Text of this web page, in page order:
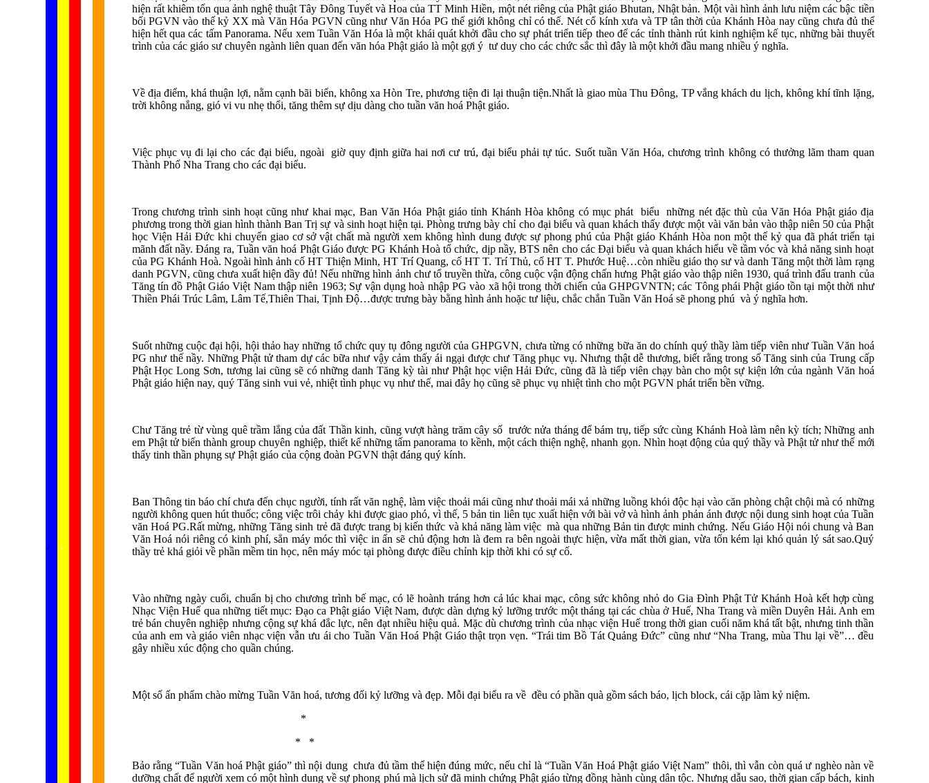
. .
hiện rất khiêm tốn qua ảnh nghệ thuật Tây Đông Tuyết và Hoa của TT Minh Hiền, một nét riêng của Phật giáo Bhutan, Nhật bản. Một vài hình ảnh lưu niệm các bậc tiền
bối PGVN vào thế kỷ XX mà Văn Hóa PGVN cũng như Văn Hóa PG thế giới không chỉ có thế. Nét cổ kính xưa và TP tân thời của Khánh Hòa nay cũng chưa đủ thể
hiện hết qua các tấm Panorama. Nếu xem Tuần Văn Hóa là một khái quát khởi đầu cho sự phát triển tiếp theo để các tỉnh thành rút kinh nghiệm kế tục, những bài thuyết
trình của các giáo sư chuyên ngành liên quan đến văn hóa Phật giáo là một gợi ý tư duy cho các chức sắc thì đây là một khởi đầu mang nhiều ý nghĩa.
Về địa điểm, khá thuận lợi, nằm cạnh bãi biển, không xa Hòn Tre, phương tiện đi lại thuận tiện.Nhất là giao mùa Thu Đông, TP vắng khách du lịch, không khí tĩnh lặng,
trời không nắng, gió vi vu nhẹ thổi, tăng thêm sự dịu dàng cho tuần văn hoá Phật giáo.
Việc phục vụ đi lại cho các đại biểu, ngoài giờ quy định giữa hai nơi cư trú, đại biểu phải tự túc. Suốt tuần Văn Hóa, chương trình không có thưởng lãm tham quan
Thành Phố Nha Trang cho các đại biểu.
Trong chương trình sinh hoạt cũng như khai mạc, Ban Văn Hóa Phật giáo tỉnh Khánh Hòa không có mục phát biểu những nét đặc thù của Văn Hóa Phật giáo địa
phương trong thời gian hình thành Ban Trị sự và sinh hoạt hiện tại. Phòng trưng bày chỉ cho đại biểu và quan khách thấy được một vài văn bản vào thập niên 50 của Phật
học Viện Hải Đức khi chuyển giao cơ sở vật chất mà người xem không hình dung được sự phong phú của Phật giáo Khánh Hòa non một thế kỷ qua đã phát triển tại
mãnh đất nầy. Đáng ra, Tuần văn hoá Phật Giáo được PG Khánh Hoà tổ chức, dịp nầy, BTS nên cho các Đại biểu và quan khách hiểu về tầm vóc và khả năng sinh hoạt
của PG Khánh Hoà. Ngoài hình ảnh cố HT Thiện Minh, HT Trí Quang, cố HT T. Trí Thủ, cố HT T. Phước Huệ…còn nhiều giáo thọ sư và danh Tăng một thời làm rạng
danh PGVN, cũng chưa xuất hiện đầy đủ! Nếu những hình ảnh chư tổ truyền thừa, công cuộc vận động chấn hưng Phật giáo vào thập niên 1930, quá trình đấu tranh của
Tăng tín đồ Phật Giáo Việt Nam thập niên 1963; Sự vận dụng hoà nhập PG vào xã hội trong thời chiến của GHPGVNTN; các Tông phái Phật giáo tồn tại một thời như
Thiền Phái Trúc Lâm, Lâm Tế,Thiên Thai, Tịnh Độ…được trưng bày bằng hình ảnh hoặc tư liệu, chắc chắn Tuần Văn Hoá sẽ phong phú và ý nghĩa hơn.
Suốt những cuộc đại hội, hội thảo hay những tổ chức quy tụ đông người của GHPGVN, chưa từng có những bữa ăn do chính quý thầy làm tiếp viên như Tuần Văn hoá
PG như thế nầy. Những Phật tử tham dự các bữa như vậy cảm thấy ái ngại được chư Tăng phục vụ. Nhưng thật dễ thương, biết rằng trong số Tăng sinh của Trung cấp
Phật Học Long Sơn, tương lai cũng sẽ có những danh Tăng kỳ tài như Phật học viện Hải Đức, cũng đã là tiếp viên chạy bàn cho một sự kiện lớn của ngành Văn hoá
Phật giáo hiện nay, quý Tăng sinh vui vẻ, nhiệt tình phục vụ như thế, mai đây họ cũng sẽ phục vụ nhiệt tình cho một PGVN phát triển bền vững.
Chư Tăng trẻ từ vùng quê trầm lắng của đất Thần kinh, cũng vượt hàng trăm cây số trước nửa tháng để bám trụ, tiếp sức cùng Khánh Hoà làm nên kỳ tích; Những anh
em Phật tử biến thành group chuyên nghiệp, thiết kế những tấm panorama to kềnh, một cách thiện nghệ, nhanh gọn. Nhìn hoạt động của quý thầy và Phật tử như thế mới
thấy tinh thần phụng sự Phật giáo của cộng đoàn PGVN thật đáng quý kính.
Ban Thông tin báo chí chưa đến chục người, tính rất văn nghệ, làm việc thoải mái cũng như thoải mái xả những luồng khói độc hại vào căn phòng chật chội mà có những
người không quen hút thuốc; công việc trôi chảy khi được giao phó, vì thế, 5 bản tin liên tục xuất hiện với bài vở và hình ảnh phản ánh được nội dung sinh hoạt của Tuần
văn Hoá PG.Rất mừng, những Tăng sinh trẻ đã được trang bị kiến thức và khả năng làm việc mà qua những Bản tin được minh chứng. Nếu Giáo Hội nói chung và Ban
Văn Hoá nói riêng có kinh phí, sẳn máy móc thì việc in ấn sẽ chủ động hơn là đem ra bên ngoài thực hiện, vừa mất thời gian, vừa tốn kém lại khó quản lý sát sao.Quý
thầy trẻ khá giỏi về phần mềm tin học, nên máy móc tại phòng được điều chỉnh kịp thời khi có sự cố.
Vào những ngày cuối, chuẩn bị cho chương trình bế mạc, có lẽ hoành tráng hơn cả lúc khai mạc, công sức không nhỏ do Gia Đình Phật Tử Khánh Hoà kết hợp cùng
Nhạc Viện Huế qua những tiết mục: Đạo ca Phật giáo Việt Nam, được dàn dựng kỷ lưỡng trước một tháng tại các chùa ở Huế, Nha Trang và miền Duyên Hải. Anh em
trẻ bán chuyên nghiệp nhưng cộng sự khá đắc lực, nên đạt nhiều hiệu quả. Mặc dù chương trình của nhạc viện Huế trong thời gian cuối năm khá tất bật, nhưng tinh thần
của anh em và giáo viên nhạc viện vẫn ưu ái cho Tuần Văn Hoá Phật Giáo thật trọn vẹn. “Trái tim Bồ Tát Quảng Đức” cũng như “Nha Trang, mùa Thu lại về”… đều
gây nhiều xúc động cho quần chúng.
Một số ấn phẩm chào mừng Tuần Văn hoá, tương đối kỷ lưỡng và đẹp. Mỗi đại biểu ra về đều có phần quà gồm sách báo, lịch block, cái cặp làm kỷ niệm.
*
* *
Bảo rằng “Tuần Văn hoá Phật giáo” thì nội dung chưa đủ tầm thể hiện đúng mức, nếu chỉ là “Tuần Văn Hoá Phật giáo Việt Nam” thôi, thì vẫn còn quá ư nghèo nàn về
dưỡng chất để người xem có một hình dung về sự phong phú mà lịch sử đã minh chứng Phật giáo từng đồng hành cùng dân tộc. Nhưng dẫu sao, thời gian cấp bách, kinh